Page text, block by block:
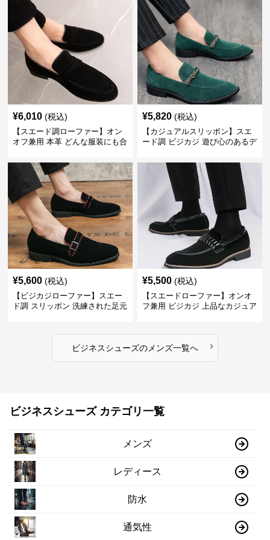
¥6,010 (税込)
【スエード調ローファー】オン
オフ兼用 本革 どんな服装にも合
供
¥5,820 (税込)
【カジュアルスリッポン】スエ
ード調 ビジカジ 遊び心のあるデ
表現
¥5,600 (税込)
【ビジカジローファー】スエー
ド調 スリッポン 洗練された足元
¥5,500 (税込)
【スエードローファー】オンオ
フ兼用 ビジカジ 上品なカジュア
ビジネスシューズのメンズ一覧へ ›
ビジネスシューズ カテゴリ一覧
メンズ
レディース
防水
通気性